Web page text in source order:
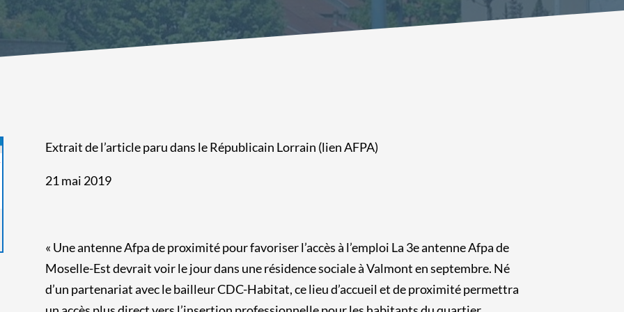
Extrait de l’article paru dans le Républicain Lorrain (lien AFPA)
21 mai 2019
« Une antenne Afpa de proximité pour favoriser l’accès à l’emploi La 3e antenne Afpa de
Moselle-Est devrait voir le jour dans une résidence sociale à Valmont en septembre. Né
d’un partenariat avec le bailleur CDC-Habitat, ce lieu d’accueil et de proximité permettra